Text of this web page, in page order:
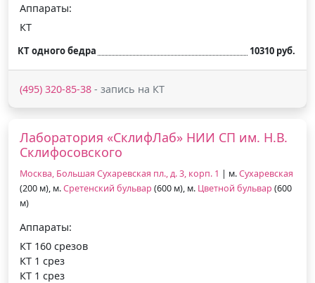
Аппараты:
КТ
КТ одного бедра 10310 руб.
(495) 320-85-38 - запись на КТ
Лаборатория «СклифЛаб» НИИ СП им. Н.В.
Склифосовского
Москва, Большая Сухаревская пл., д. 3, корп. 1 | м.Сухаревская
(200 м), м.Сретенский бульвар (600 м), м. Цветной бульвар (600
м)
Аппараты:
КТ 160 срезов
КТ 1 срез
КТ 1 срез